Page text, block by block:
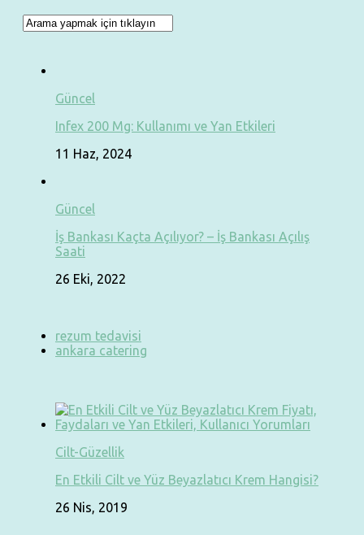
Güncel
Infex 200 Mg: Kullanımı ve Yan Etkileri
11 Haz, 2024
Güncel
İş Bankası Kaçta Açılıyor? – İş Bankası Açılış
Saati
26 Eki, 2022
rezum tedavisi
ankara catering
Cilt-Güzellik
En Etkili Cilt ve Yüz Beyazlatıcı Krem Hangisi?
26 Nis, 2019